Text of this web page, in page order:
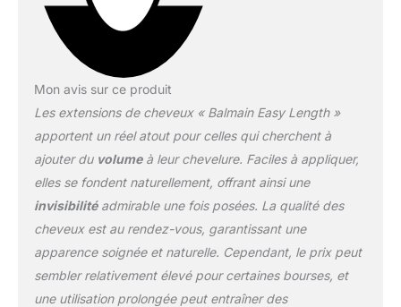
Mon avis sur ce produit
Les extensions de cheveux « Balmain Easy Length »
apportent un réel atout pour celles qui cherchent à
ajouter du volumeà leur chevelure. Faciles à appliquer,
elles se fondent naturellement, offrant ainsi une
invisibilitéadmirable une fois posées. La qualité des
cheveux est au rendez-vous, garantissant une
apparence soignée et naturelle. Cependant, le prix peut
sembler relativement élevé pour certaines bourses, et
une utilisation prolongée peut entraîner des